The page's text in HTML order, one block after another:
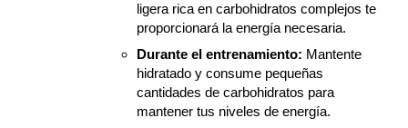
ligera rica en carbohidratos complejos te
proporcionará la energía necesaria.
Durante el entrenamiento: Mantente
hidratado y consume pequeñas
cantidades de carbohidratos para
mantener tus niveles de energía.